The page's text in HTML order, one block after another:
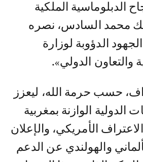
الدبلوماسية الملكية
محمد السادس، نصره
الدؤوبة لوزارة
والتعاون الدولي».
حسب حرمة الله، ليعزز
الدولية الوازنة بمغربية
الأمريكي، والإعلان
والهولندي عن الدعم